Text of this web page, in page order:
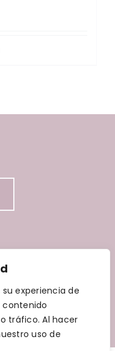
experiencia de
contenido
tráfico. Al hacer
uso de
Aviso Legal|Política de
de accesibilidad
los derechos